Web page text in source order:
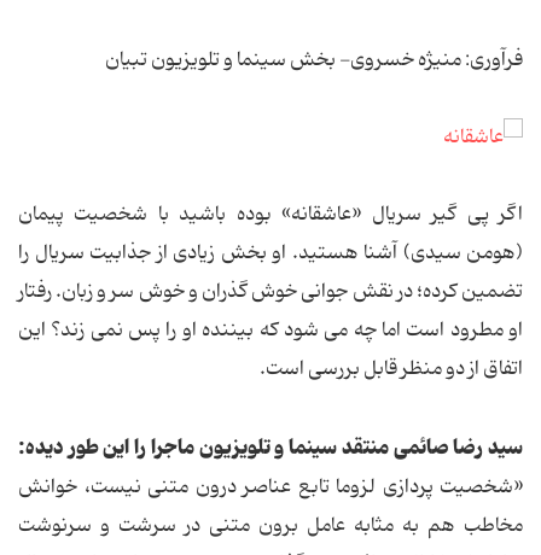
فرآوری: منیژه خسروی- بخش سینما و تلویزیون تبیان
اگر پی گیر سریال «عاشقانه» بوده باشید با شخصیت پیمان
(هومن سیدی) آشنا هستید. او بخش زیادی از جذابیت سریال را
تضمین کرده؛ در نقش جوانی خوش گذران و خوش سر و زبان. رفتار
او مطرود است اما چه می شود که بیننده او را پس نمی زند؟ این
اتفاق از دو منظر قابل بررسی است.
سید رضا صائمی منتقد سینما و تلویزیون ماجرا را این طور دیده:
«شخصیت پردازی لزوما تابع عناصر درون متنی نیست، خوانش
مخاطب هم به مثابه عامل برون متنی در سرشت و سرنوشت